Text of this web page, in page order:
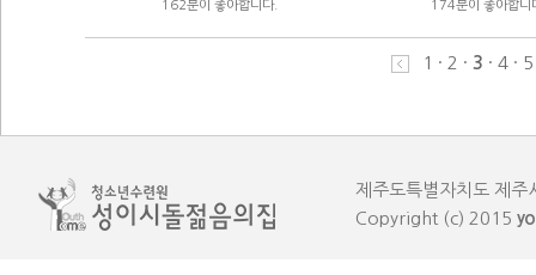
162분이 좋아합니다. 174분이 좋아합니
1 · 2 ·3 ·4 · 5
제주도특별자치도 제
Copyright (c) 2015